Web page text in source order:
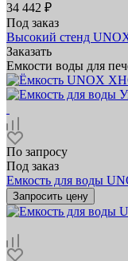
34 442 ₽
Под заказ
Высокий стенд
Заказать
Емкости воды для
По запросу
Под заказ
Емкость для воды
Запросить цену